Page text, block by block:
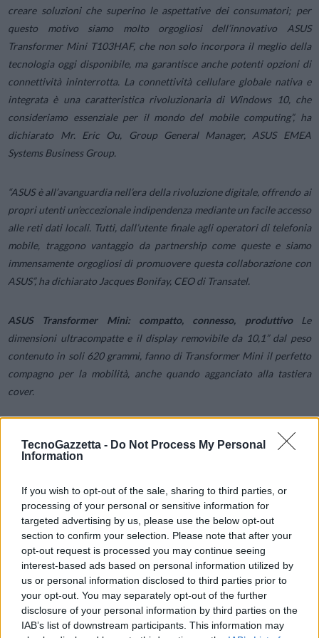
TecnoGazzetta - Do Not Process My Personal
Information
If you wish to opt-out of the sale, sharing to third parties, or
processing of your personal or sensitive information for
targeted advertising by us, please use the below opt-out
section to confirm your selection. Please note that after your
opt-out request is processed you may continue seeing
interest-based ads based on personal information utilized by
us or personal information disclosed to third parties prior to
your opt-out. You may separately opt-out of the further
disclosure of your personal information by third parties on the
IAB’s list of downstream participants. This information may
creare soluzioni che superino le aspettative dei consumatori; per
questo motivo siamo molto orgogliosi dell’innovativo ASUS
Transformer Mini T103HAF, che non solo incorpora il meglio della
tecnologia oggi disponibile, ma garantisce anche potenti opzioni di
connettività ininterrotta. La connettività cellulare globale nativa e
integrata è una caratteristica rivoluzionaria di Windows 10, che
consideriamo essenziale per il mondo del mobile computing”, ha
dichiarato Mr. Eric Ou, Group General Manager, ASUS EMEA
Systems Business Group.
“ASUS è all’avanguardia nell’era della rivoluzione digitale, offrendo ai
propri utenti un’eccezionale indipendenza mediante un facile accesso
alle reti dati locali. Tutti, dall’utente finale agli operatori di telefonia
mobile, traggono vantaggio da partnership come queste e siamo
immensamente orgogliosi di promuovere questa collaborazione con
ASUS”, ha dichiarato Jacques Bonifay, CEO di Transatel.
ASUS Transformer Mini: compatto, connesso, produttivo Le
dimensioni ultracompatte e il display removibile da 10,1” dal peso
contenuto in soli 620 grammi, fanno di Transformer Mini il perfetto
compagno per la mobilità, anche quando agganciato alla tastiera
cover.
L’elegante design ben si accompagna al display che offre una
luminosità di 400cd/m2 e la tecnologia ASUS TruVivid e ASUS
impeccabile e video sempre ben definiti e realistici, anche alla luce
diretta del sole. Gli angoli di visualizzazione di 178° permettono in
più di godere di immagini vivide e brillanti da qualsiasi angolazione.
L’avanzato sistema audio che integra due potenti altoparlanti a
cinque magneti e l’esclusiva tecnologia audio ASUS SonicMaster
produce un suono potente corposo e assolutamente avvolgente per
godere della più gratificante esperienza sonora.